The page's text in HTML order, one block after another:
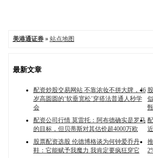
美港通证券» 站点地图
最新文章
配资炒股交易网站 不靠浓妆不拼大牌，46
岁高圆圆的‘软垂宽松’穿搭法普通人秒学
会
配资公司行情 莫雷托：阿布德确实是罗马
的目标，但贝蒂斯对其估价超4000万欧
股票配资选股 伦德博格谈为何钟爱乔丹
鞋：它能赋予我魔力 我肯定要疯狂穿它